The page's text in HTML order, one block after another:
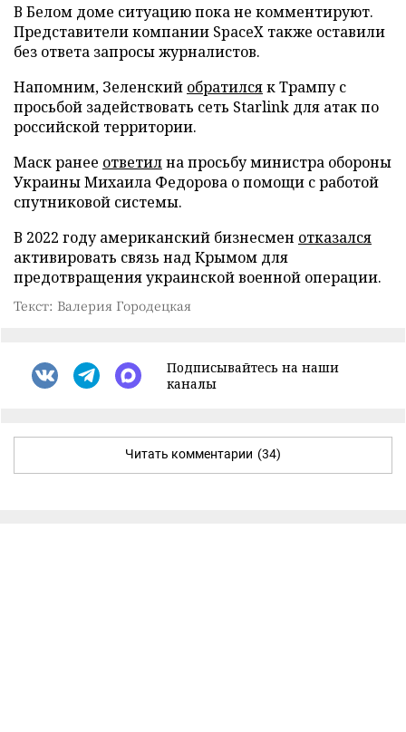
В Белом доме ситуацию пока не комментируют.
Представители компании SpaceX также оставили
без ответа запросы журналистов.
Напомним, Зеленский обратилсяк Трампу с
просьбой задействовать сеть Starlink для атак по
российской территории.
Маск ранее ответилна просьбу министра обороны
Украины Михаила Федорова о помощи с работой
спутниковой системы.
В 2022 году американский бизнесмен отказался
активировать связь над Крымом для
предотвращения украинской военной операции.
Текст: Валерия Городецкая
Подписывайтесь на наши
каналы
Читать комментарии (34)